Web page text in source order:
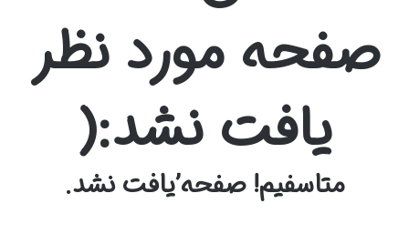
صفحه مورد نظر
یافت نشد:(
متاسفیم! صفحه’یافت نشد.